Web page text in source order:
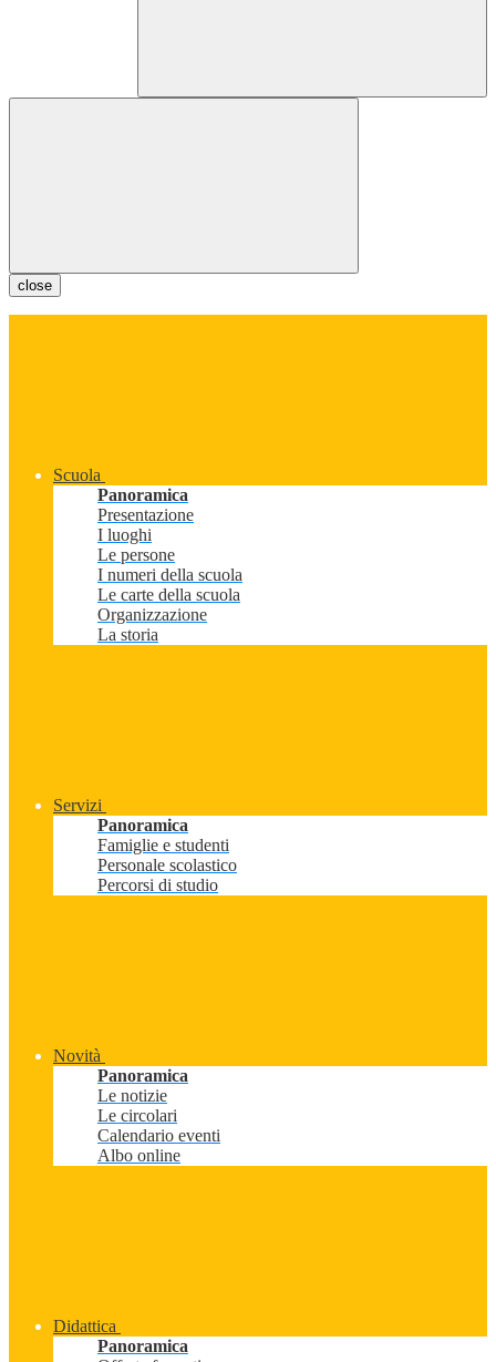
close
Scuola
Panoramica
Presentazione
I luoghi
Le persone
I numeri della scuola
Le carte della scuola
Organizzazione
La storia
Servizi
Panoramica
Famiglie e studenti
Personale scolastico
Percorsi di studio
Novità
Panoramica
Le notizie
Le circolari
Calendario eventi
Albo online
Didattica
Panoramica